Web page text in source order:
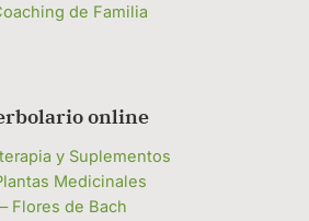
de Familia
online
y Suplementos
Medicinales
– Flores de Bach